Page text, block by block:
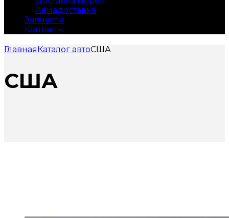
Авиадоставка
Запчасти
Контакты
ГлавнаяКаталог автоСША
США